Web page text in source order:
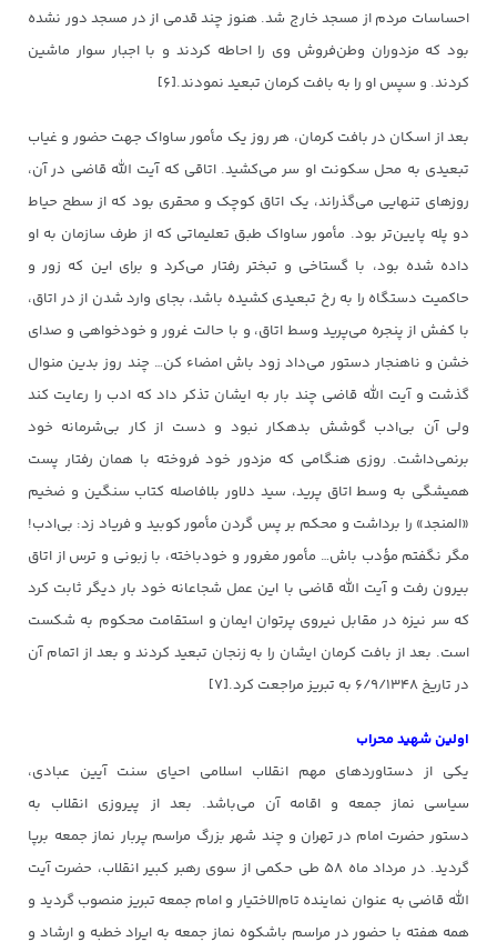
احساسات مردم از مسجد خارج شد. هنوز چند قدمی از در مسجد دور نشده
بود که مزدوران وطن‌فروش وی را احاطه کردند و با اجبار سوار ماشین
کردند. و سپس او را به بافت کرمان تبعید نمودند.[۶]
بعد از اسکان در بافت کرمان، هر روز یک مأمور ساواک جهت حضور و غیاب
تبعیدی به محل سکونت او سر می‌کشید. اتاقی که آیت الله قاضی در آن،
روزهای تنهایی می‌گذراند، یک اتاق کوچک و محقری بود که از سطح حیاط
دو پله پایین‌تر بود. مأمور ساواک طبق تعلیماتی که از طرف سازمان به او
داده شده بود، با گستاخی و تبختر رفتار می‌کرد و برای این که زور و
حاکمیت دستگاه را به رخ تبعیدی کشیده باشد، بجای وارد شدن از در اتاق،
با کفش از پنجره می‌پرید وسط اتاق، و با حالت غرور و خودخواهی و صدای
خشن و ناهنجار دستور می‌داد زود باش امضاء کن… چند روز بدین منوال
گذشت و آیت الله قاضی چند بار به ایشان تذکر داد که ادب را رعایت کند
ولی آن بی‌ادب گوشش بدهکار نبود و دست از کار بی‌شرمانه خود
برنمی‌داشت. روزی هنگامی که مزدور خود فروخته با همان رفتار پست
همیشگی به وسط اتاق پرید، سید دلاور بلافاصله کتاب سنگین و ضخیم
«المنجد» را برداشت و محکم بر پس گردن مأمور کوبید و فریاد زد: بی‌ادب!
مگر نگفتم مؤدب باش… مأمور مغرور و خودباخته، با زبونی و ترس از اتاق
بیرون رفت و آیت الله قاضی با این عمل شجاعانه خود بار دیگر ثابت کرد
که سر نیزه در مقابل نیروی پرتوان ایمان و استقامت محکوم به شکست
است. بعد از بافت کرمان ایشان را به زنجان تبعید کردند و بعد از اتمام آن
در تاریخ ۶/۹/۱۳۴۸ به تبریز مراجعت کرد.[۷]
اولین شهید محراب
یکی از دستاوردهای مهم انقلاب اسلامی احیای سنت آیین عبادی،
سیاسی نماز جمعه و اقامه آن می‌باشد. بعد از پیروزی انقلاب به
دستور حضرت امام در تهران و چند شهر بزرگ مراسم پربار نماز جمعه برپا
گردید. در مرداد ماه ۵۸ طی حکمی از سوی رهبر کبیر انقلاب، حضرت آیت
الله قاضی به عنوان نماینده تام‌الاختیار و امام جمعه تبریز منصوب گردید و
همه هفته با حضور در مراسم باشکوه نماز جمعه به ایراد خطبه و ارشاد و